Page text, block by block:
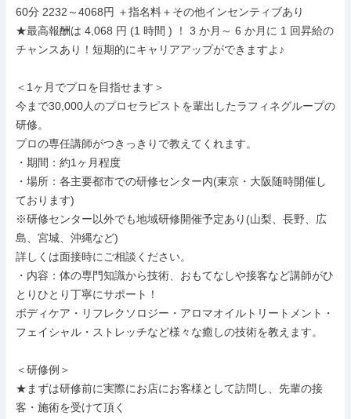
60分 2232～4068円 ＋指名料＋その他インセンティブあり
★最高報酬は 4,068 円 (1 時間 ) ！ 3 か月～ 6 か月に 1 回昇給の
チャンスあり！短期的にキャリアアップができますよ♪
＜1ヶ月でプロを目指せます＞
今まで30,000人のプロセラピストを輩出したラフィネグループの
研修。
プロの専任講師がつきっきりで教えてくれます。
・期間：約1ヶ月程度
・場所：各主要都市での研修センター内(東京・大阪随時開催し
ております)
※研修センター以外でも地域研修開催予定あり(山梨、長野、広
島、宮城、沖縄など)
詳しくは面接時にご相談ください。
・内容：体の専門知識から技術、おもてなしや接客など講師がひ
とりひとり丁寧にサポート！
ボディケア・リフレクソロジー・アロマオイルトリートメント・
フェイシャル・ストレッチなど様々な癒しの技術を教えます。
＜研修例＞
★まずは研修前に実際にお店にお客様として訪問し、先輩の接
客・施術を受けて頂く